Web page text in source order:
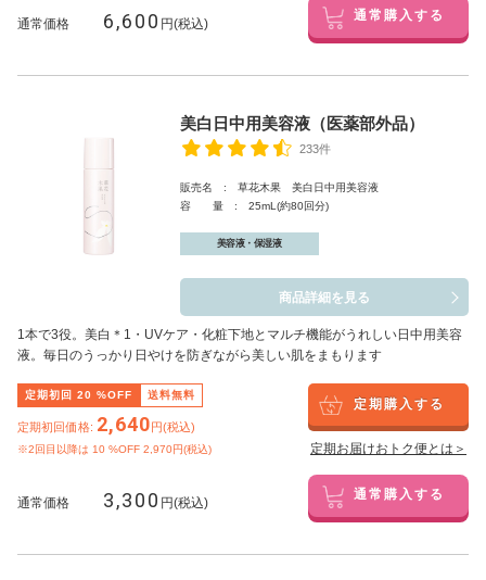
通常価格 6,600 円(税込) 通常購入する
美白日中用美容液（医薬部外品）
233件
販売名 : 草花木果 美白日中用美容液
容 量 : 25mL(約80回分)
美容液・保湿液
商品詳細を見る
1本で3役。美白 ＊1 ・UVケア・化粧下地とマルチ機能がうれしい日中用美容
液。毎日のうっかり日やけを防ぎながら美しい肌をまもります
定期初回 20 %OFF 送料無料
定期初回価格: 2,640円(税込)
※2回目以降は 10 %OFF 2,970円(税込)
定期購入する
定期お届けおトク便とは＞
通常価格 3,300 円(税込) 通常購入する